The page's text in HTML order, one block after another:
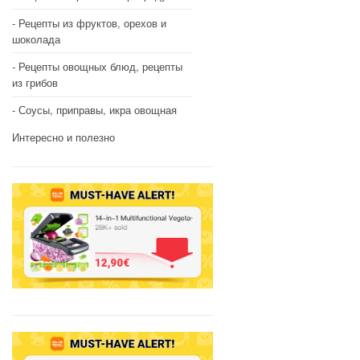
Рецепты из фруктов, орехов и
шоколада
Рецепты овощных блюд, рецепты
из грибов
Соусы, приправы, икра овощная
Интересно и полезно